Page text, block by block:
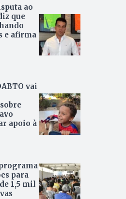
ao
que
e afirma
vai
apoio à
para
1,5 mil